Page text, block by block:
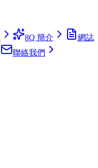
8Q 簡介
網誌
聯絡我們